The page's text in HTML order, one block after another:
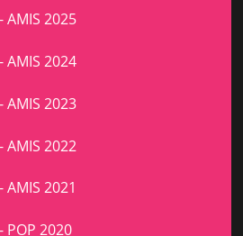
AMIS 2025
AMIS 2024
AMIS 2023
AMIS 2022
AMIS 2021
POP 2020